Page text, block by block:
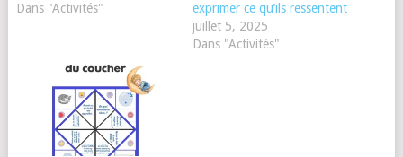
Dans "Activités"
exprimer ce qu’ils ressentent
juillet 5, 2025
Dans "Activités"